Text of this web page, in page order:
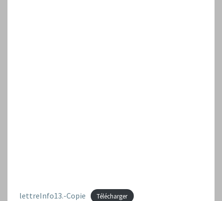
lettreInfo13.-Copie Télécharger